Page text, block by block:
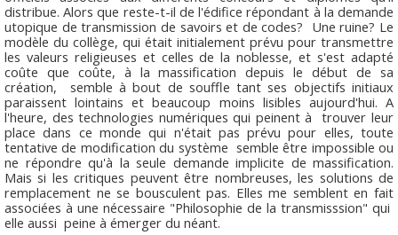
distribue. Alors que reste-t-il de l'édifice répondant à la demande
utopique de transmission de savoirs et de codes? Une ruine? Le
modèle du collège, qui était initialement prévu pour transmettre
les valeurs religieuses et celles de la noblesse, et s'est adapté
coûte que coûte, à la massification depuis le début de sa
création, semble à bout de souffle tant ses objectifs initiaux
paraissent lointains et beaucoup moins lisibles aujourd'hui. A
l'heure, des technologies numériques qui peinent à trouver leur
place dans ce monde qui n'était pas prévu pour elles, toute
tentative de modification du système semble être impossible ou
ne répondre qu'à la seule demande implicite de massification.
Mais si les critiques peuvent être nombreuses, les solutions de
remplacement ne se bousculent pas. Elles me semblent en fait
associées à une nécessaire "Philosophie de la transmisssion" qui
elle aussi peine à émerger du néant.